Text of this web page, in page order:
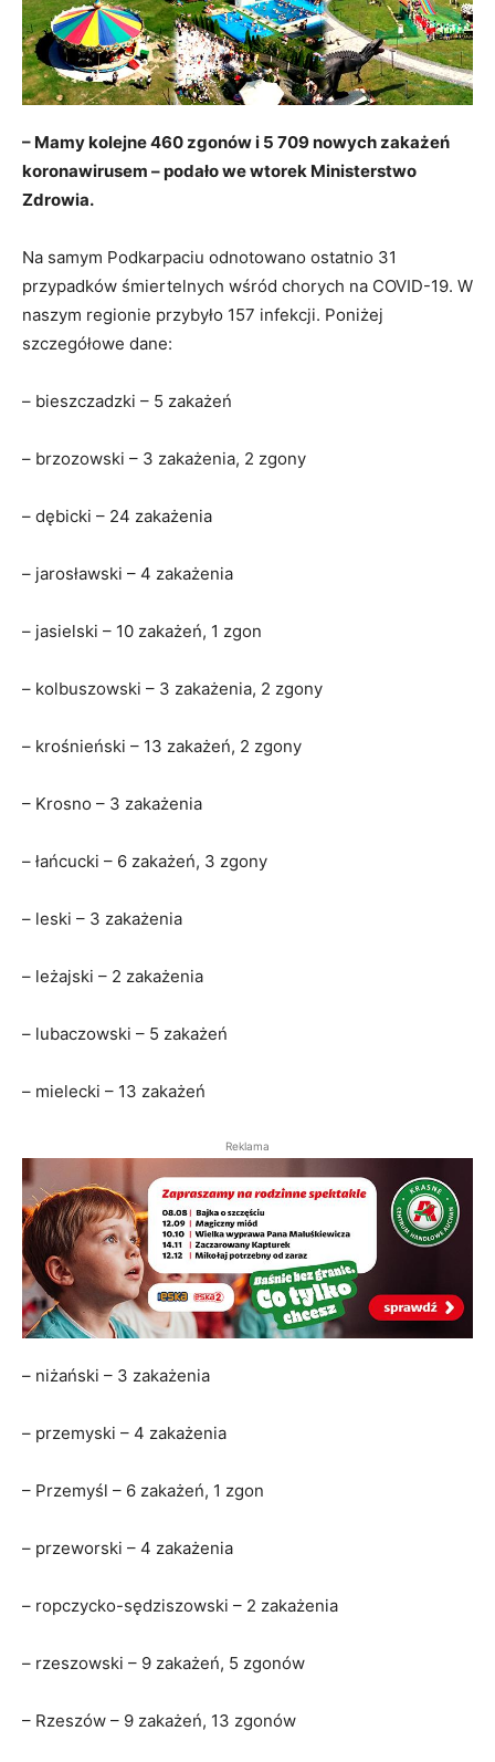
– Mamy kolejne 460 zgonów i 5 709 nowych zakażeń
koronawirusem – podało we wtorek Ministerstwo
Zdrowia.
Na samym Podkarpaciu odnotowano ostatnio 31
przypadków śmiertelnych wśród chorych na COVID-19. W
naszym regionie przybyło 157 infekcji. Poniżej
szczegółowe dane:
– bieszczadzki – 5 zakażeń
– brzozowski – 3 zakażenia, 2 zgony
– dębicki – 24 zakażenia
– jarosławski – 4 zakażenia
– jasielski – 10 zakażeń, 1 zgon
– kolbuszowski – 3 zakażenia, 2 zgony
– krośnieński – 13 zakażeń, 2 zgony
– Krosno – 3 zakażenia
– łańcucki – 6 zakażeń, 3 zgony
– leski – 3 zakażenia
– leżajski – 2 zakażenia
– lubaczowski – 5 zakażeń
– mielecki – 13 zakażeń
Reklama
– niżański – 3 zakażenia
– przemyski – 4 zakażenia
– Przemyśl – 6 zakażeń, 1 zgon
– przeworski – 4 zakażenia
– ropczycko-sędziszowski – 2 zakażenia
– rzeszowski – 9 zakażeń, 5 zgonów
– Rzeszów – 9 zakażeń, 13 zgonów